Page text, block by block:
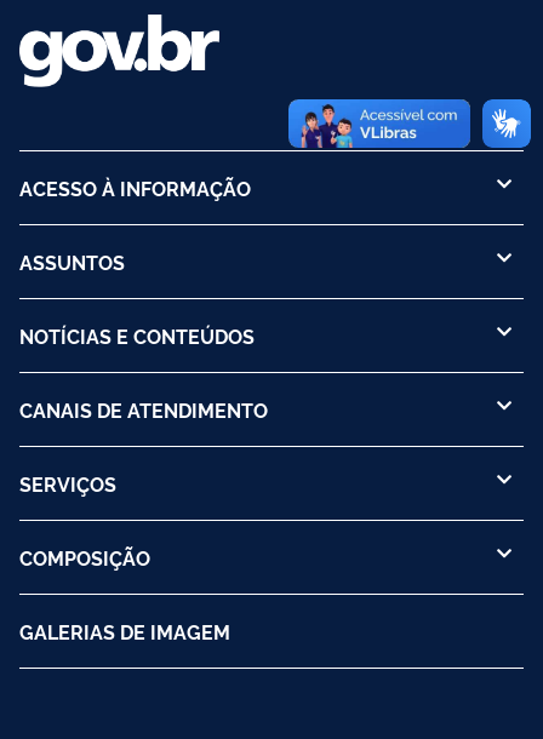
ACESSO À INFORMAÇÃO
ASSUNTOS
NOTÍCIAS E CONTEÚDOS
CANAIS DE ATENDIMENTO
SERVIÇOS
COMPOSIÇÃO
GALERIAS DE IMAGEM